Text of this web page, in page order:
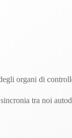
organi di
tra noi